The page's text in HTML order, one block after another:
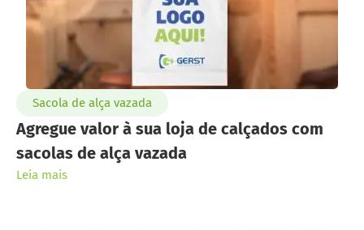
Sacola de alça vazada
Agregue valor à sua loja de calçados com
sacolas de alça vazada
Leia mais